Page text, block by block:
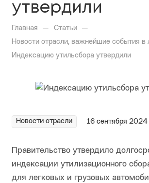
утвердили
Главная — Статьи —
Новости отрасли, важнейшие события в
Индексацию утильсбора утвердили
Новости отрасли 16 сентября 2024
Правительство утвердило
индексации утилизационного
для легковых и грузовых